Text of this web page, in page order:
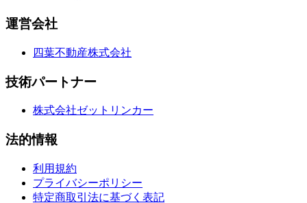
運営会社
四葉不動産株式会社
技術パートナー
株式会社ゼットリンカー
法的情報
利用規約
プライバシーポリシー
特定商取引法に基づく表記